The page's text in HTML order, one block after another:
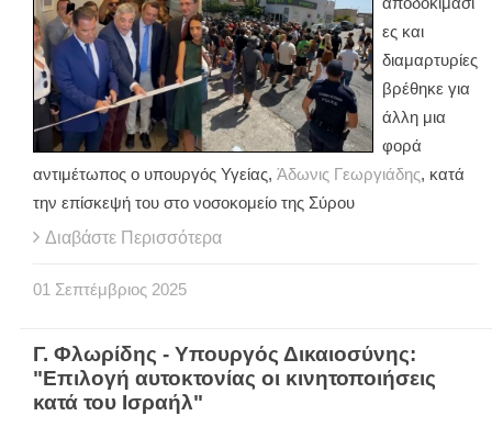
ες και
διαμαρτυρίες
βρέθηκε για
άλλη μια
φορά
αντιμέτωπος ο υπουργός Υγείας, Άδωνις Γεωργιάδης, κατά
την επίσκεψή του στο νοσοκομείο της Σύρου
Διαβάστε Περισσότερα
01 Σεπτέμβριος 2025
Γ. Φλωρίδης - Υπουργός Δικαιοσύνης:
"Επιλογή αυτοκτονίας οι κινητοποιήσεις
κατά του Ισραήλ"